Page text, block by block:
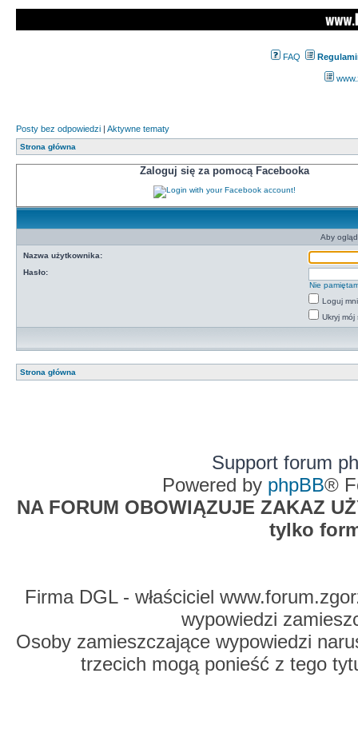
FAQ
Posty bez odpowiedzi | Aktywne tematy
Strona główna
Zaloguj się za pomocą Facebooka
Aby
Nazwa użytkownika:
Hasło:
Nie
Loguj
Ukryj mój
Strona główna
Support forum
Powered by phpBB®
NA FORUM OBOWIĄZUJE ZAKAZ
tylko
Firma DGL - właściciel
wypowiedzi
Osoby zamieszczające wypowiedzi
trzecich mogą ponieść z tego